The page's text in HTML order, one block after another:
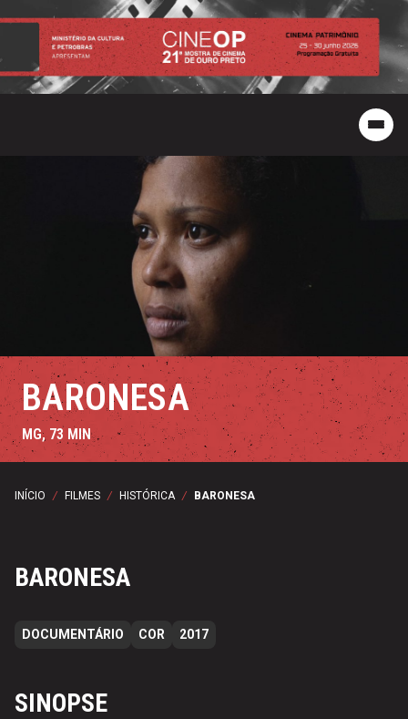
BARONESA
MG, 73 MIN
INÍCIO / FILMES / HISTÓRICA / BARONESA
BARONESA
DOCUMENTÁRIO COR 2017
SINOPSE